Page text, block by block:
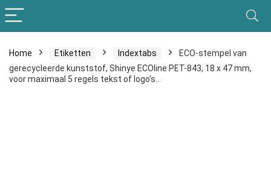
Home Etiketten Indextabs
ECO-stempel van
gerecycleerde kunststof, Shinye ECOline PET-843, 18 x 47 mm,
voor maximaal 5 regels tekst of logo’s…